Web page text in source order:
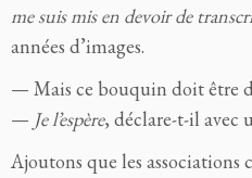
me suis mis en devoir de
années d’images.
— Mais ce bouquin doit être
— Je l’espère, déclare-t-il avec
Ajoutons que les